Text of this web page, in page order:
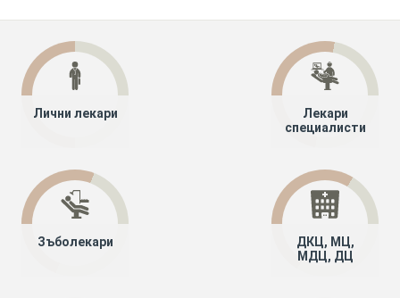
Лични лекари
Лекари
специалисти
Зъболекари
ДКЦ, МЦ,
МДЦ, ДЦ